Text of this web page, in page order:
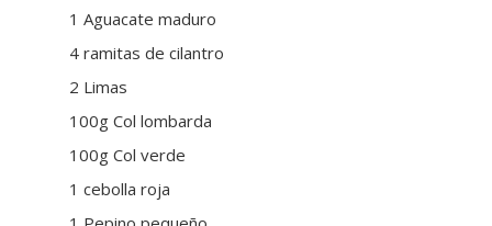
1 Aguacate maduro
4 ramitas de cilantro
2 Limas
100g Col lombarda
100g Col verde
1 cebolla roja